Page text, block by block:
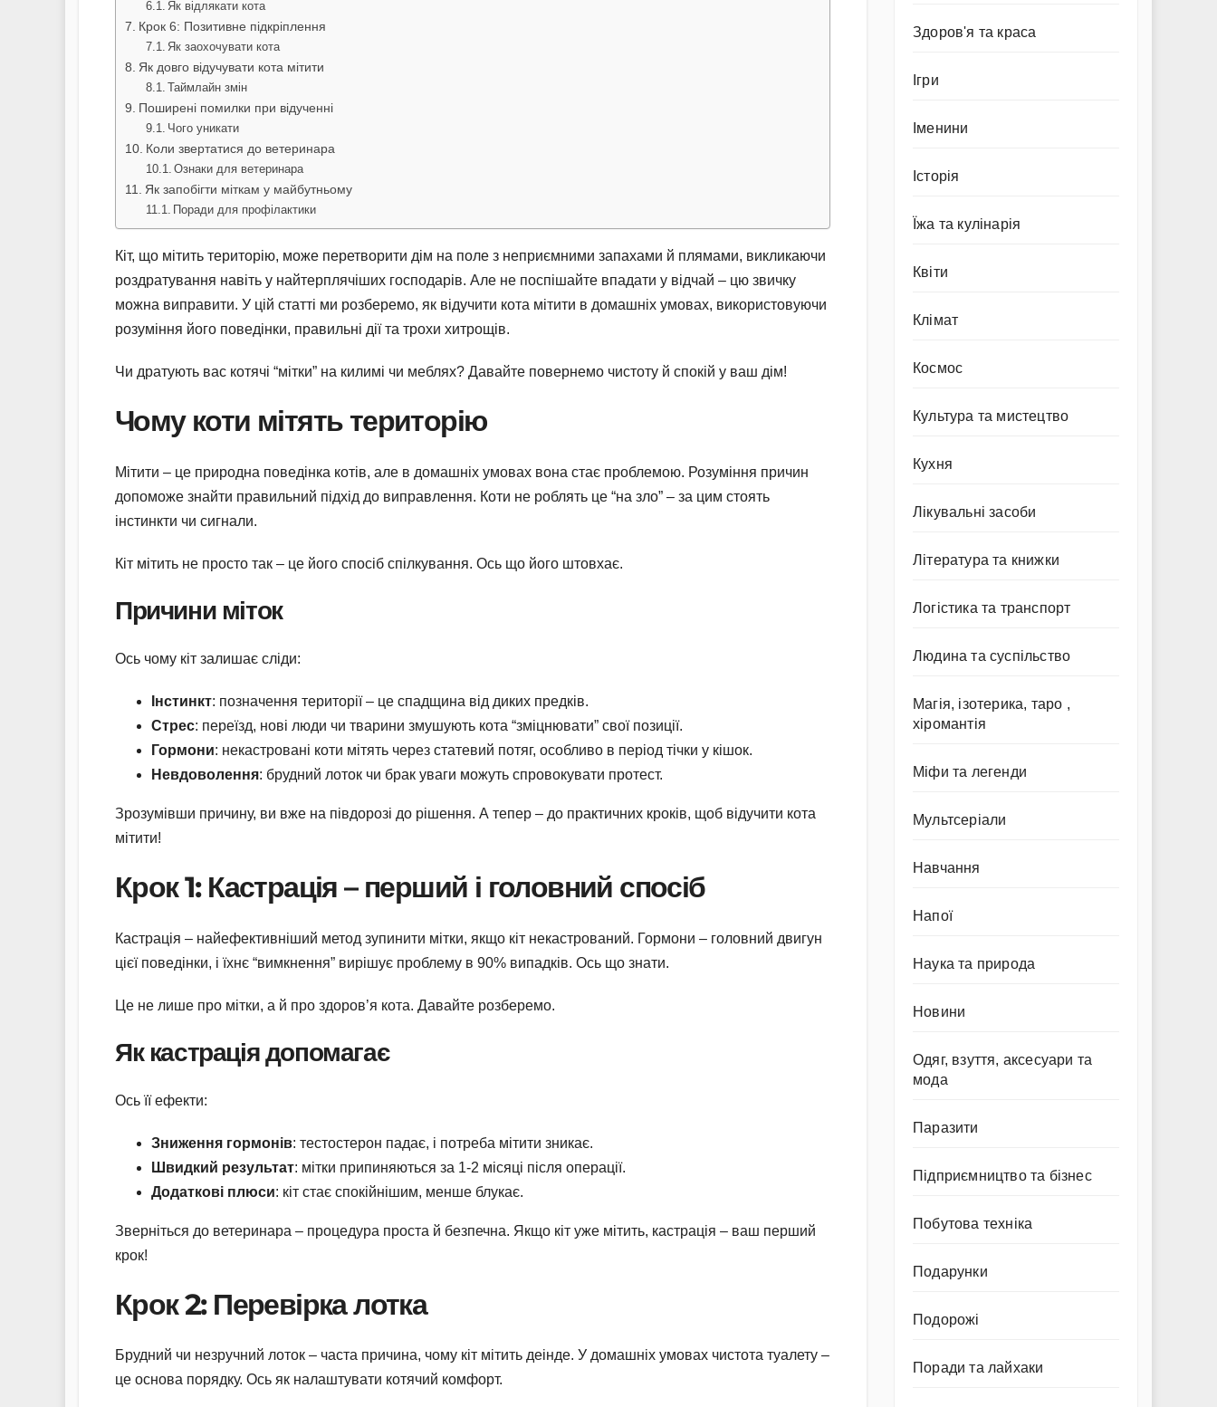
Як відлякати кота
Крок 6: Позитивне підкріплення
Як заохочувати кота
Як довго відучувати кота мітити
Таймлайн змін
Поширені помилки при відученні
Чого уникати
Коли звертатися до ветеринара
Ознаки для ветеринара
Як запобігти міткам у майбутньому
Поради для профілактики
Кіт, що мітить територію, може перетворити дім на поле з неприємними запахами й плямами, викликаючи
роздратування навіть у найтерплячіших господарів. Але не поспішайте впадати у відчай – цю звичку
можна виправити. У цій статті ми розберемо, як відучити кота мітити в домашніх умовах, використовуючи
розуміння його поведінки, правильні дії та трохи хитрощів.
Чи дратують вас котячі “мітки” на килимі чи меблях? Давайте повернемо чистоту й спокій у ваш дім!
Чому коти мітять територію
Мітити – це природна поведінка котів, але в домашніх умовах вона стає проблемою. Розуміння причин
допоможе знайти правильний підхід до виправлення. Коти не роблять це “на зло” – за цим стоять
інстинкти чи сигнали.
Кіт мітить не просто так – це його спосіб спілкування. Ось що його штовхає.
Причини міток
Ось чому кіт залишає сліди:
Інстинкт: позначення території – це спадщина від диких предків.
Стрес: переїзд, нові люди чи тварини змушують кота “зміцнювати” свої позиції.
Гормони: некастровані коти мітять через статевий потяг, особливо в період тічки у кішок.
Невдоволення: брудний лоток чи брак уваги можуть спровокувати протест.
Зрозумівши причину, ви вже на півдорозі до рішення. А тепер – до практичних кроків, щоб відучити кота
мітити!
Крок 1: Кастрація – перший і головний спосіб
Кастрація – найефективніший метод зупинити мітки, якщо кіт некастрований. Гормони – головний двигун
цієї поведінки, і їхнє “вимкнення” вирішує проблему в 90% випадків. Ось що знати.
Це не лише про мітки, а й про здоров’я кота. Давайте розберемо.
Як кастрація допомагає
Ось її ефекти:
Зниження гормонів: тестостерон падає, і потреба мітити зникає.
Швидкий результат: мітки припиняються за 1-2 місяці після операції.
Додаткові плюси: кіт стає спокійнішим, менше блукає.
Зверніться до ветеринара – процедура проста й безпечна. Якщо кіт уже мітить, кастрація – ваш перший
крок!
Крок 2: Перевірка лотка
Брудний чи незручний лоток – часта причина, чому кіт мітить деінде. У домашніх умовах чистота туалету –
це основа порядку. Ось як налаштувати котячий комфорт.
Здоров'я та краса
Ігри
Іменини
Історія
Їжа та кулінарія
Квіти
Клімат
Космос
Культура та мистецтво
Кухня
Лікувальні засоби
Література та книжки
Логістика та транспорт
Людина та суспільство
Магія, ізотерика, таро ,
хіромантія
Міфи та легенди
Мультсеріали
Навчання
Напої
Наука та природа
Новини
Одяг, взуття, аксесуари та
мода
Паразити
Підприємництво та бізнес
Побутова техніка
Подарунки
Подорожі
Поради та лайхаки